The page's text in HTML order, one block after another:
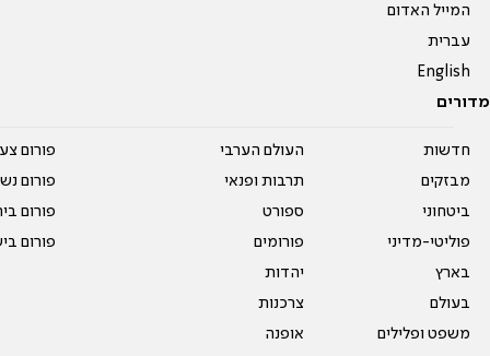
המייל האדום
עברית
English
מדורים
חדשות
מבזקים
ביטחוני
פוליטי-מדיני
בארץ
בעולם
משפט ופלילים
העולם הערבי
תרבות ופנאי
ספורט
פורומים
יהדות
צרכנות
אופנה
פורום
פורום
פורום
פורום